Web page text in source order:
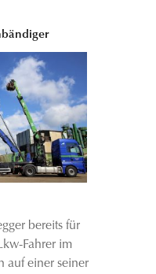
bereits für
Fahrer im
auf einer seiner